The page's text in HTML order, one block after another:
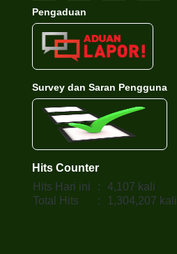
Pengaduan
Survey dan Saran Pengguna
Hits Counter
Hits Hari ini
:
4,107 kali
Total Hits
: 1,304,207 kali